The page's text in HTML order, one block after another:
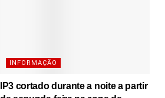
INFORMAÇÃO
IP3 cortado durante a noite a partir